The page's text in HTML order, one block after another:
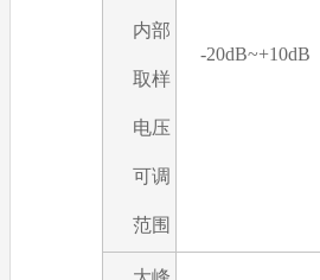
内部
取样
电压
可调
范围
-20dB~+10dB